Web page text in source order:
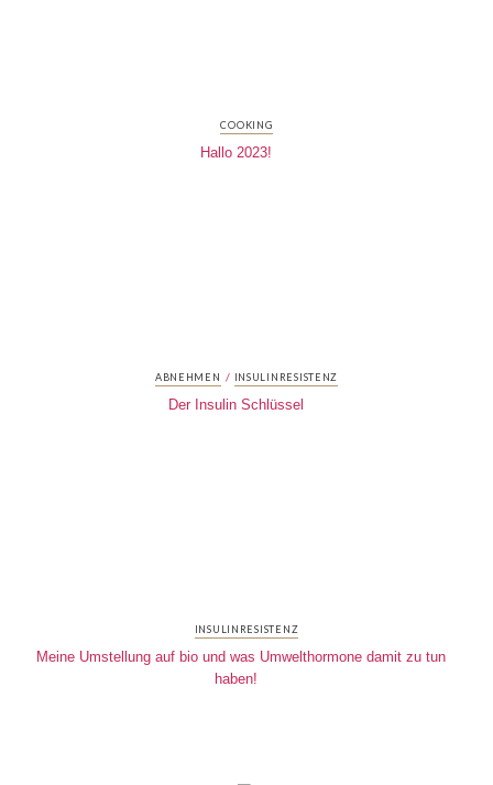
COOKING
Hallo 2023!
ABNEHMEN / INSULINRESISTENZ
Der Insulin Schlüssel
INSULINRESISTENZ
Meine Umstellung auf bio und was Umwelthormone damit zu tun
haben!